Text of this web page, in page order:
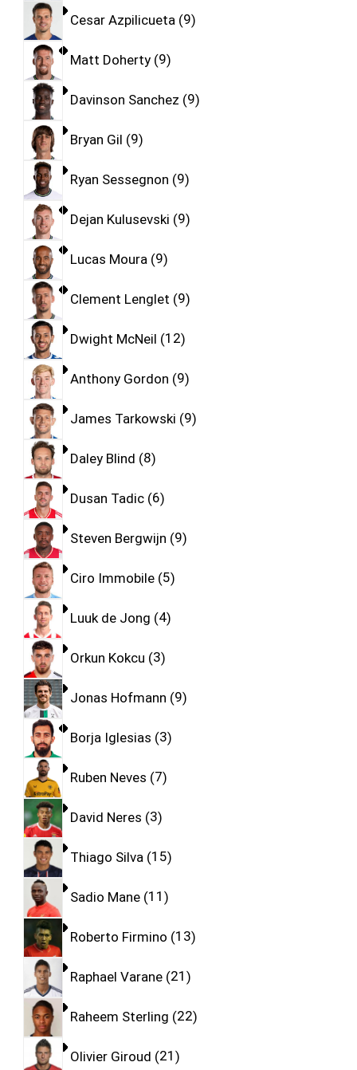
Cesar Azpilicueta 9
Matt Doherty 9
Davinson Sanchez 9
Bryan Gil 9
Ryan Sessegnon 9
Dejan Kulusevski 9
Lucas Moura 9
Clement Lenglet 9
Dwight McNeil 12
Anthony Gordon 9
James Tarkowski 9
Daley Blind 8
Dusan Tadic 6
Steven Bergwijn 9
Ciro Immobile 5
Luuk de Jong 4
Orkun Kokcu 3
Jonas Hofmann 9
Borja Iglesias 3
Ruben Neves 7
David Neres 3
Thiago Silva 15
Sadio Mane 11
Roberto Firmino 13
Raphael Varane 21
Raheem Sterling 22
Olivier Giroud 21